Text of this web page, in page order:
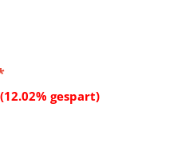
(12.02% gespart)
Warenkorb